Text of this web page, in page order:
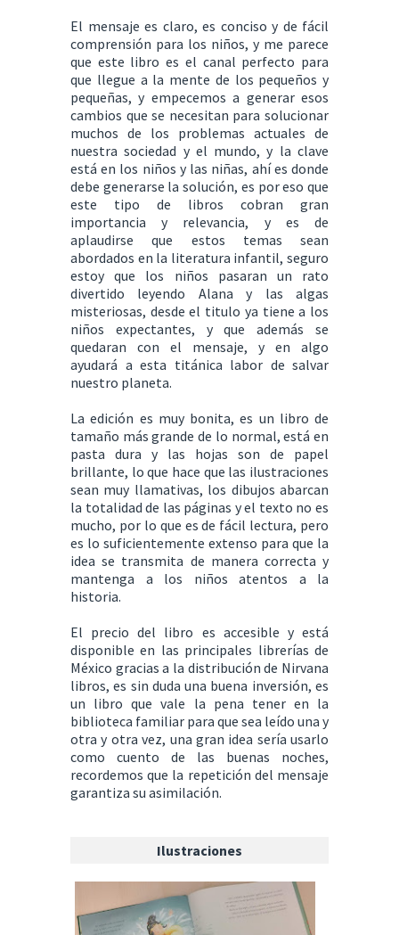
El mensaje es claro, es conciso y de fácil
comprensión para los niños, y me parece
que este libro es el canal perfecto para
que llegue a la mente de los pequeños y
pequeñas, y empecemos a generar esos
cambios que se necesitan para solucionar
muchos de los problemas actuales de
nuestra sociedad y el mundo, y la clave
está en los niños y las niñas, ahí es donde
debe generarse la solución, es por eso que
este tipo de libros cobran gran
importancia y relevancia, y es de
aplaudirse que estos temas sean
abordados en la literatura infantil, seguro
estoy que los niños pasaran un rato
divertido leyendo Alana y las algas
misteriosas, desde el titulo ya tiene a los
niños expectantes, y que además se
quedaran con el mensaje, y en algo
ayudará a esta titánica labor de salvar
nuestro planeta.
La edición es muy bonita, es un libro de
tamaño más grande de lo normal, está en
pasta dura y las hojas son de papel
brillante, lo que hace que las ilustraciones
sean muy llamativas, los dibujos abarcan
la totalidad de las páginas y el texto no es
mucho, por lo que es de fácil lectura, pero
es lo suficientemente extenso para que la
idea se transmita de manera correcta y
mantenga a los niños atentos a la
historia.
El precio del libro es accesible y está
disponible en las principales librerías de
México gracias a la distribución de Nirvana
libros, es sin duda una buena inversión, es
un libro que vale la pena tener en la
biblioteca familiar para que sea leído una y
otra y otra vez, una gran idea sería usarlo
como cuento de las buenas noches,
recordemos que la repetición del mensaje
garantiza su asimilación.
Ilustraciones